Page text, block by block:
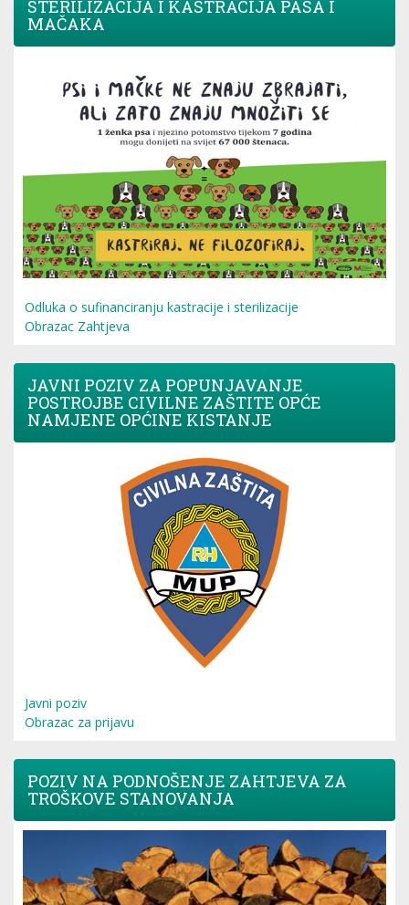
STERILIZACIJA I KASTRACIJA PASA I
MAČAKA
Odluka o sufinanciranju kastracije i sterilizacije
Obrazac Zahtjeva
JAVNI POZIV ZA POPUNJAVANJE
POSTROJBE CIVILNE ZAŠTITE OPĆE
NAMJENE OPĆINE KISTANJE
Javni poziv
Obrazac za prijavu
POZIV NA PODNOŠENJE ZAHTJEVA ZA
TROŠKOVE STANOVANJA